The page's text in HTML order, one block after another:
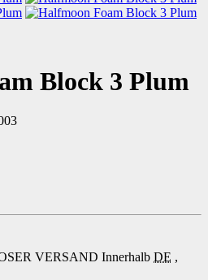
Block 3 Plum
VERSAND Innerhalb DE ,